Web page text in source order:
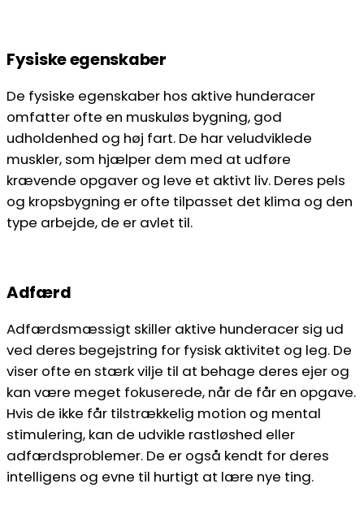
Fysiske egenskaber
De fysiske egenskaber hos aktive hunderacer
omfatter ofte en muskuløs bygning, god
udholdenhed og høj fart. De har veludviklede
muskler, som hjælper dem med at udføre
krævende opgaver og leve et aktivt liv. Deres pels
og kropsbygning er ofte tilpasset det klima og den
type arbejde, de er avlet til.
Adfærd
Adfærdsmæssigt skiller aktive hunderacer sig ud
ved deres begejstring for fysisk aktivitet og leg. De
viser ofte en stærk vilje til at behage deres ejer og
kan være meget fokuserede, når de får en opgave.
Hvis de ikke får tilstrækkelig motion og mental
stimulering, kan de udvikle rastløshed eller
adfærdsproblemer. De er også kendt for deres
intelligens og evne til hurtigt at lære nye ting.